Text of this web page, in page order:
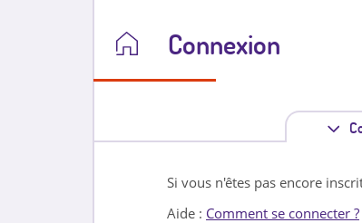
Connexion
Si vous n'êtes pas encore
Aide : Comment se connecter ?